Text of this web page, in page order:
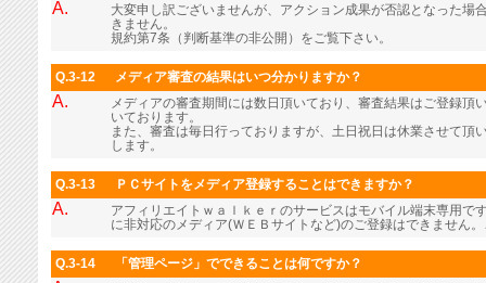
A.
大変申し訳ございませんが、アクション成果が否認となった場
きません。
規約第7条（判断基準の非公開）をご覧下さい。
Q.3-12 メディア審査の結果はいつ分かりますか？
A.
メディアの審査期間には数日頂いており、審査結果はご登録頂
いております。
また、審査は毎日行っておりますが、土日祝日は休業させて頂
します。
Q.3-13 ＰＣサイトをメディア登録することはできますか？
A.
アフィリエイトｗａｌｋｅｒのサービスはモバイル端末専用で
に非対応のメディア(ＷＥＢサイトなど)のご登録はできません
Q.3-14 「管理ページ」でできることは何ですか？